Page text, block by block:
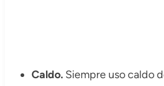
Caldo.Siempre uso caldo